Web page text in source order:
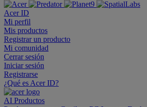
Acer ID
Mi perfil
Mis productos
Registrar un producto
Mi comunidad
Cerrar sesión
Iniciar sesión
Registrarse
¿Qué es Acer ID?
AI Productos